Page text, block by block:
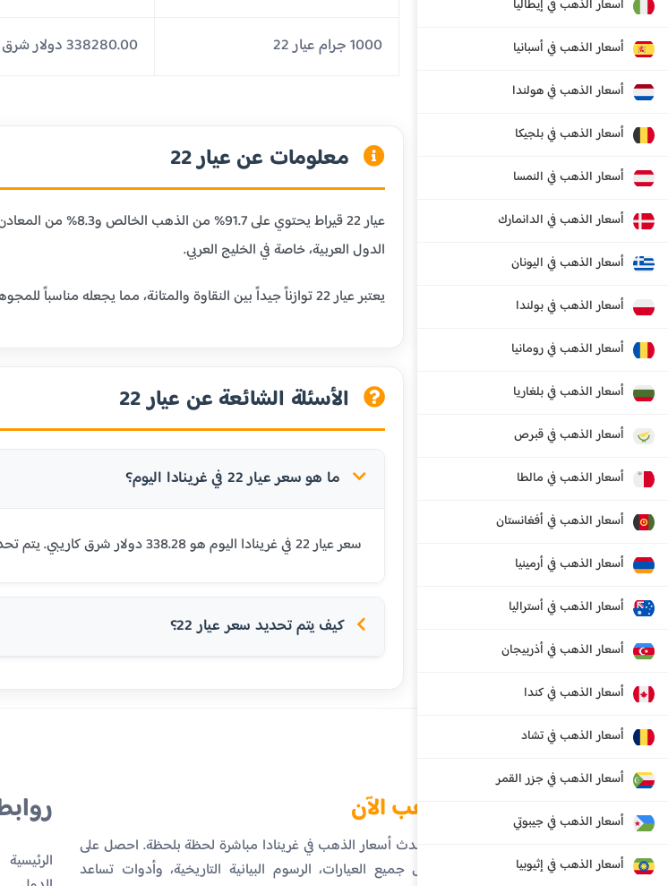
أسعار الذهب في إيطاليا
أسعار الذهب في أسبانيا
أسعار الذهب في هولندا
أسعار الذهب في بلجيكا
أسعار الذهب في النمسا
أسعار الذهب في الدانمارك
أسعار الذهب في اليونان
أسعار الذهب في بولندا
أسعار الذهب في رومانيا
أسعار الذهب في بلغاريا
أسعار الذهب في قبرص
أسعار الذهب في مالطا
أسعار الذهب في أفغانستان
أسعار الذهب في أرمينيا
أسعار الذهب في أستراليا
أسعار الذهب في أذربيجان
أسعار الذهب في كندا
أسعار الذهب في تشاد
أسعار الذهب في جزر القمر
أسعار الذهب في جيبوتي
أسعار الذهب في إثيوبيا
1000 جرام عيار 22 338280.00 دولار شرق كاريبي
معلومات عن عيار 22
عيار 22 قيراط
الدول العربية، خاصة في الخليج العربي.
يعتبر عيار 22 توازناً جيداً بين النقاوة والمتانة، مما يجعله مناسباً للمجوهرات التي تحتاج إلى مقاومة للبلى اليومي مع الحفاظ على قيمة الذهب.
الأسئلة الشائعة عن عيار 22
ما هو سعر عيار 22 في غرينادا اليوم؟
سعر عيار 22 في غرينادا اليوم هو 338.28 دولار شرق كاريبي. يتم تحديث الأسعار بشكل يومي بناءً على أسعار السوق العالمية.
كيف يتم تحديد سعر عيار 22؟
الذهب الآن
تابع أحدث أسعار الذهب في غرينادا مباشرة لحظة بلحظة. احصل على
تفاصيل جميع العيارات، الرسوم البيانية التاريخية، وأدوات تساعد
الرئيسية